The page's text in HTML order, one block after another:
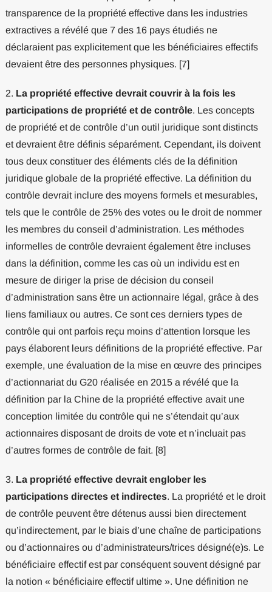
transparence de la propriété effective dans les industries
extractives a révélé que 7 des 16 pays étudiés ne
déclaraient pas explicitement que les bénéficiaires effectifs
devaient être des personnes physiques. [7]
2. La propriété effective devrait couvrir à la fois les
participations de propriété et de contrôle. Les concepts
de propriété et de contrôle d’un outil juridique sont distincts
et devraient être définis séparément. Cependant, ils doivent
tous deux constituer des éléments clés de la définition
juridique globale de la propriété effective. La définition du
contrôle devrait inclure des moyens formels et mesurables,
tels que le contrôle de 25% des votes ou le droit de nommer
les membres du conseil d’administration. Les méthodes
informelles de contrôle devraient également être incluses
dans la définition, comme les cas où un individu est en
mesure de diriger la prise de décision du conseil
d’administration sans être un actionnaire légal, grâce à des
liens familiaux ou autres. Ce sont ces derniers types de
contrôle qui ont parfois reçu moins d’attention lorsque les
pays élaborent leurs définitions de la propriété effective. Par
exemple, une évaluation de la mise en œuvre des principes
d’actionnariat du G20 réalisée en 2015 a révélé que la
définition par la Chine de la propriété effective avait une
conception limitée du contrôle qui ne s’étendait qu’aux
actionnaires disposant de droits de vote et n’incluait pas
d’autres formes de contrôle de fait. [8]
3. La propriété effective devrait englober les
participations directes et indirectes. La propriété et le droit
de contrôle peuvent être détenus aussi bien directement
qu’indirectement, par le biais d’une chaîne de participations
ou d’actionnaires ou d’administrateurs/trices désigné(e)s. Le
bénéficiaire effectif est par conséquent souvent désigné par
la notion « bénéficiaire effectif ultime ». Une définition ne